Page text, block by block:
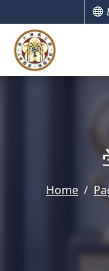
Home